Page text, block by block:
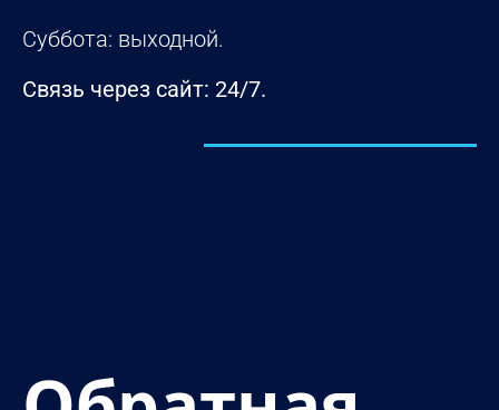
Суббота: выходной.
Связь через сайт: 24/7.